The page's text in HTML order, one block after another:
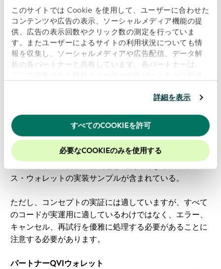
このサイトでは Cookie を使用して、ユーザーに合わせた
コンテンツや広告の表示、ソーシャルメディア機能の提
供、広告の表示回数やクリック数の測定を行っていま
す。またユーザーによるサイトの利用状況についても情
報を収集し、ソーシャルメディアや広告配信、データ解
析の各パートナーと共有しています。各パートナーは、
用したときに収集した他の情報を組み合わせて使用する
ッキーに同意したことになります。
当社のウェブサイトでのエクスペリエンスを向上させる
ために、Cookieを有効にしておくことをお勧めします。
詳細を表示
すべてのCOOKIEを許可
必要なCOOKIEのみを使用する
サンプルワークフローコード
qvi-workflow ディレクトリのqvi-softwareリポジトリに
は、BashスクリプトとSignifyTSウォレットとして提供
される4つのサンプルが含まれています。これらのサン
プルは、QVI、取引主体、関連クレデンシャルを含む
GLEIF vLEIエコシステムの大部分を構築する方法を示し
ています。また、これらのクレデンシャルを検証者
（vLEI Reporting API (Sally)）に提示する方法も示して
いる。さらに、"qvi-workflow/sigtswallets "ディレクト
リには、ワークフロー全体を実装し、独自のウォレット
ス・ウォレットの実装サンプルが含まれている。
ただし、コンセプトの実証には適していますが、すべて
のコードが実運用に適しているわけではなく、エラー、
キャンセル、再試行を優雅に処理する必要があることに
注意する必要があります。
パートナーQVIウォレット